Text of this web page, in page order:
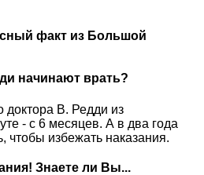
факт из Большой
начинают врать?
доктора В. Редди из
- с 6 месяцев. А в два года
чтобы избежать наказания.
Знаете ли Вы...